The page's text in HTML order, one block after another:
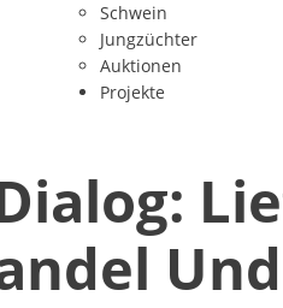
Schwein
Jungzüchter
Auktionen
Projekte